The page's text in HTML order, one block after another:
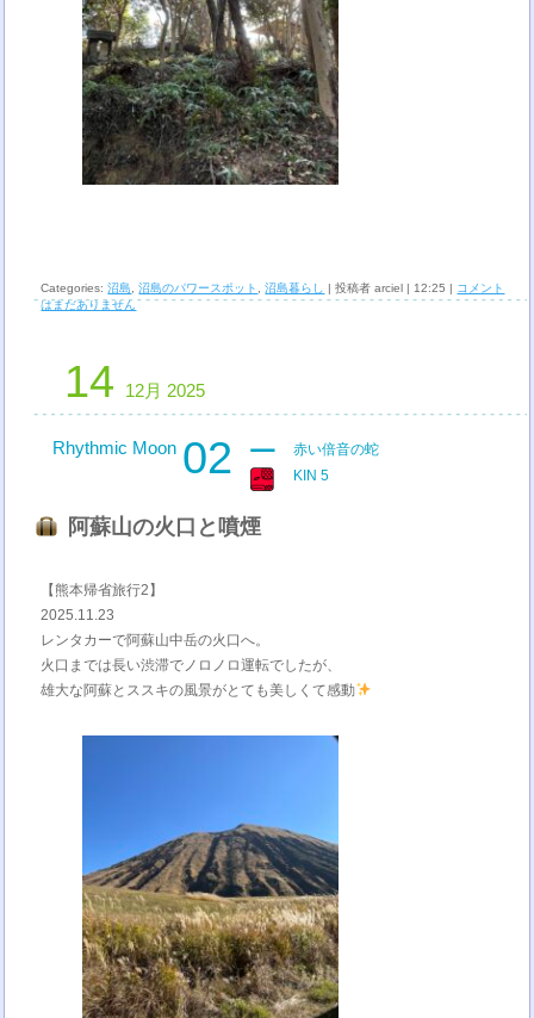
Categories:沼島,沼島のパワースポット ,沼島暮らし | 投稿者 arciel | 12:25 | コメント
はまだありません
14 12月 2025
Rhythmic Moon 02
赤い倍音の蛇
KIN 5
阿蘇山の火口と噴煙
【熊本帰省旅行2】
2025.11.23
レンタカーで阿蘇山中岳の火口へ。
火口までは長い渋滞でノロノロ運転でしたが、
雄大な阿蘇とススキの風景がとても美しくて感動